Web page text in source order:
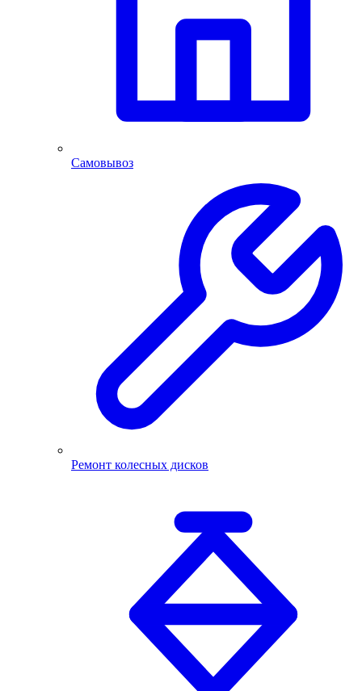
Самовывоз
Ремонт колесных дисков